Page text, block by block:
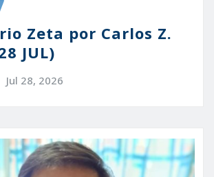
Zeta por Carlos Z.
JUL)
Jul 28, 2026